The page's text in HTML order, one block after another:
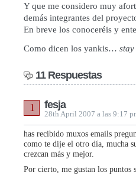
Y que me considero muy
demás integrantes del
En breve los conoceréis y
Como dicen los yankis…
11 Respuestas
fesja
28th April 2007 a las 9:17
1
has recibido muxos emails
como te dije el otro día, mucha
crezcan más y mejor.
Por cierto, me gustan los puntos